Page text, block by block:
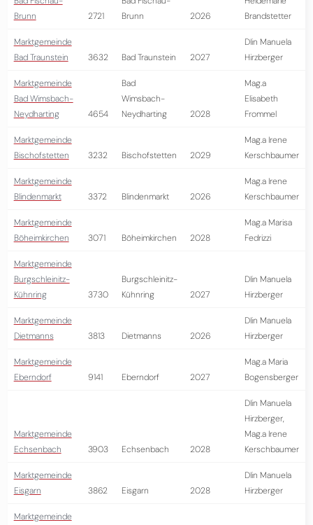
Brunn
2721
Brunn
2026
Brandstetter
Marktgemeinde
Bad Traunstein
3632 Bad Traunstein 2027
DIin Manuela
Hirzberger
Marktgemeinde
Bad Wimsbach-
Neydharting
4654
Bad
Wimsbach-
Neydharting
2028
Mag.a
Elisabeth
Frommel
Marktgemeinde
Bischofstetten
3232 Bischofstetten 2029
Mag.a Irene
Kerschbaumer
Marktgemeinde
Blindenmarkt
3372 Blindenmarkt 2026
Mag.a Irene
Kerschbaumer
Marktgemeinde
Böheimkirchen
3071 Böheimkirchen 2028
Mag.a Marisa
Fedrizzi
Marktgemeinde
Burgschleinitz-
Kühnring
3730
Burgschleinitz-
Kühnring
2027
DIin Manuela
Hirzberger
Marktgemeinde
Dietmanns
3813 Dietmanns 2026
DIin Manuela
Hirzberger
Marktgemeinde
Eberndorf
9141 Eberndorf 2027
Mag.a Maria
Bogensberger
Marktgemeinde
Echsenbach
3903 Echsenbach 2028
DIin Manuela
Hirzberger,
Mag.a Irene
Kerschbaumer
Marktgemeinde
Eisgarn
3862 Eisgarn 2028
DIin Manuela
Hirzberger
Marktgemeinde